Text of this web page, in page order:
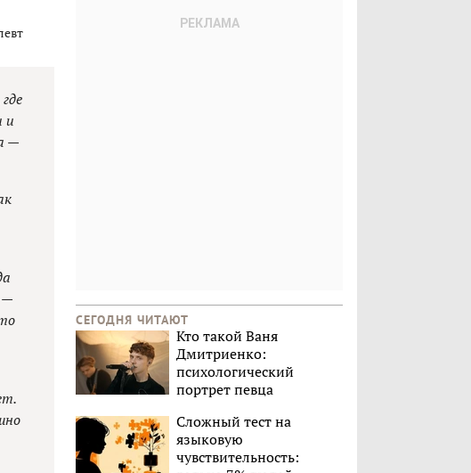
и
—
—
СЕГОДНЯ ЧИТАЮТ
Кто такой Ваня
Дмитриенко:
психологический
портрет певца
Сложный тест на
языковую
чувствительность: